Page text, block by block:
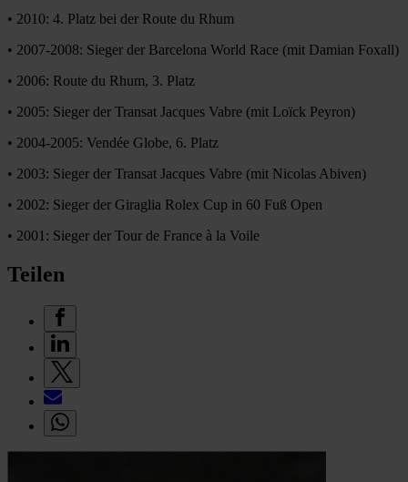
• 2010: 4. Platz bei der Route du Rhum
• 2007-2008: Sieger der Barcelona World Race (mit Damian Foxall)
• 2006: Route du Rhum, 3. Platz
• 2005: Sieger der Transat Jacques Vabre (mit Loïck Peyron)
• 2004-2005: Vendée Globe, 6. Platz
• 2003: Sieger der Transat Jacques Vabre (mit Nicolas Abiven)
• 2002: Sieger der Giraglia Rolex Cup in 60 Fuß Open
• 2001: Sieger der Tour de France à la Voile
Teilen